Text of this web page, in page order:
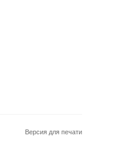
Версия для печати